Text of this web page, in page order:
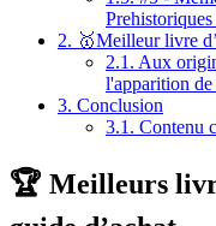
2. 🥇Meilleur livre
2.1. Aux
l'apparition
3. Conclusion
3.1. Contenu
🏆 Meilleurs